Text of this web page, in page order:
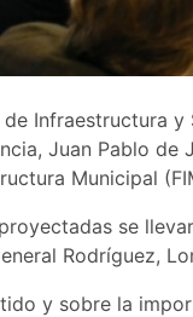
Infraestructura
Juan Pablo de
Municipal
se
Rodríguez,
y sobre la